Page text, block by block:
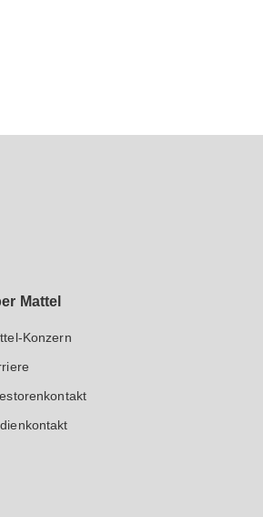
im Jahr 1945 inspiriert Mattel
und bestärkt Kinder darin, ihr